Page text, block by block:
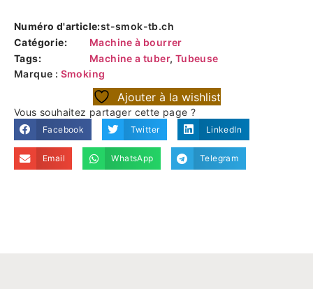
Numéro d'article:st-smok-tb.ch
Catégorie:
Machine à bourrer
Tags:
Machine a tuber, Tubeuse
Marque : Smoking
Ajouter à la wishlist
Vous souhaitez partager cette page ?
Facebook Twitter LinkedIn
Email WhatsApp Telegram